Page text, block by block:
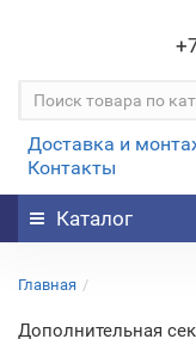
Доставка и
Контакты
Каталог
Главная
Дополнительная